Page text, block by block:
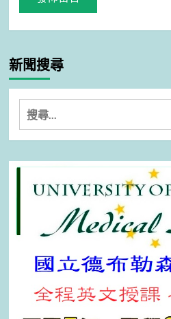
新聞搜尋
搜
尋
關
鍵